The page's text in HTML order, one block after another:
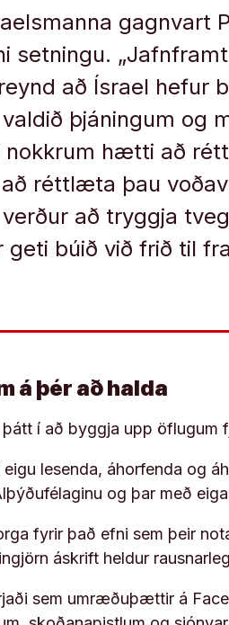
gagnvart
setningu.
að Ísrael hefur
þjáningum og
hætti að
réttlæta þau
að tryggja
geti búið við frið til
á þér að halda
í að byggja upp öflugum
eigu lesenda, áhorfenda og
og þar með
fyrir það efni sem þeir
áskrift heldur
sem umræðuþættir á